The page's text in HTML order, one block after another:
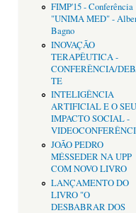
FIMP'15 - Conferência
"UNIMA MED" -
Bagno
INOVAÇÃO
TERAPÊUTICA -
CONFERÊNCIA/
TE
INTELIGÊNCIA
ARTIFICIAL E O SEU
IMPACTO SOCIAL -
JOÃO PEDRO
MÉSSEDER NA UPP
COM NOVO LIVRO
LANÇAMENTO DO
LIVRO "O
DESBABRAR DOS